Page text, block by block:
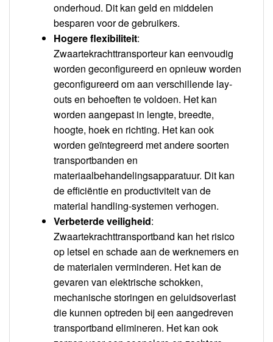
onderhoud. Dit kan geld en middelen
besparen voor de gebruikers.
Hogere flexibiliteit:
Zwaartekrachttransporteur kan eenvoudig
worden geconfigureerd en opnieuw worden
geconfigureerd om aan verschillende lay-
outs en behoeften te voldoen. Het kan
worden aangepast in lengte, breedte,
hoogte, hoek en richting. Het kan ook
worden geïntegreerd met andere soorten
transportbanden en
materiaalbehandelingsapparatuur. Dit kan
de efficiëntie en productiviteit van de
material handling-systemen verhogen.
Verbeterde veiligheid:
Zwaartekrachttransportband kan het risico
op letsel en schade aan de werknemers en
de materialen verminderen. Het kan de
gevaren van elektrische schokken,
mechanische storingen en geluidsoverlast
die kunnen optreden bij een aangedreven
transportband elimineren. Het kan ook